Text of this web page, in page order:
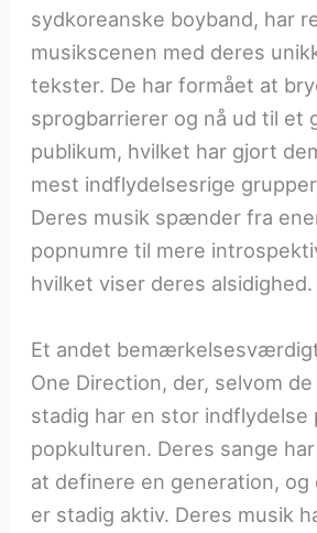
sydkoreanske boyband, har
musikscenen med deres
tekster. De har formået at
sprogbarrierer og nå ud til et
publikum, hvilket har gjort
mest indflydelsesrige
Deres musik spænder fra
popnumre til mere
hvilket viser deres alsidighed.
Et andet
One Direction, der, selvom
stadig har en stor indflydelse
popkulturen. Deres sange
at definere en generation, og
er stadig aktiv. Deres musik